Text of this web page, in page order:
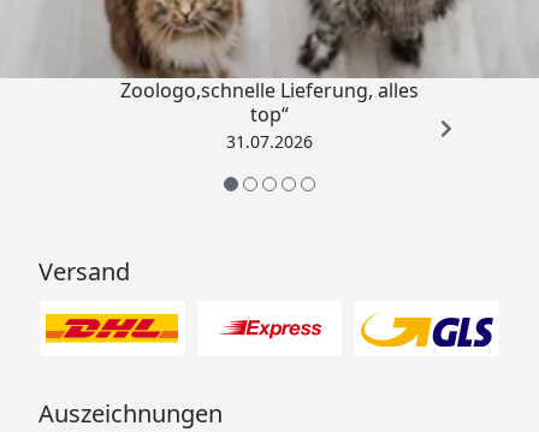
„Gute Erfahrung mit
Zoologo,schnelle Lieferung, alles
top“
31.07.2026
Versand
Auszeichnungen